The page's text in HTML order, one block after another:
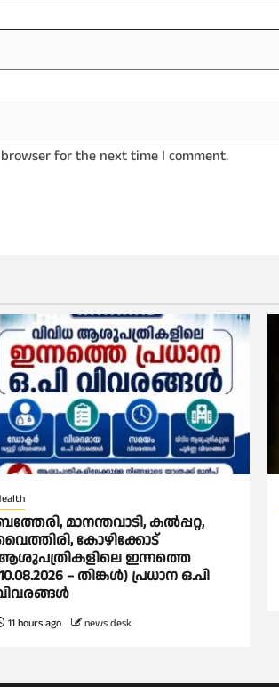
for the next time I comment.
മാനന്തവാടി, കൽപ്പറ്റ,
കോഴിക്കോട്
ഇന്നത്തെ
– തിങ്കൾ) പ്രധാന ഒ.പി
11 hours ago news desk